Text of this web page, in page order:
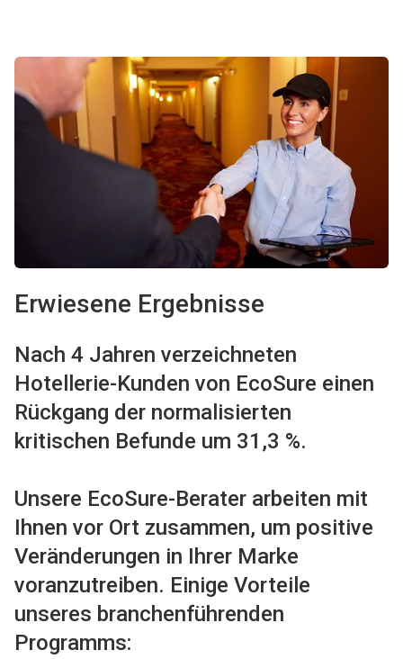
Erwiesene Ergebnisse
Nach 4 Jahren verzeichneten
Hotellerie-Kunden von EcoSure einen
Rückgang der normalisierten
kritischen Befunde um 31,3 %.
Unsere EcoSure-Berater arbeiten mit
Ihnen vor Ort zusammen, um positive
Veränderungen in Ihrer Marke
voranzutreiben. Einige Vorteile
unseres branchenführenden
Programms: